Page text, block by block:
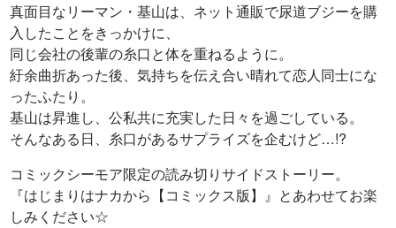
真面目なリーマン・基山は、ネット通販で尿道ブジーを購
入したことをきっかけに、
同じ会社の後輩の糸口と体を重ねるように。
紆余曲折あった後、気持ちを伝え合い晴れて恋人同士にな
ったふたり。
基山は昇進し、公私共に充実した日々を過ごしている。
そんなある日、糸口があるサプライズを企むけど…!?
コミックシーモア限定の読み切りサイドストーリー。
『はじまりはナカから【コミックス版】』とあわせてお楽
しみください☆